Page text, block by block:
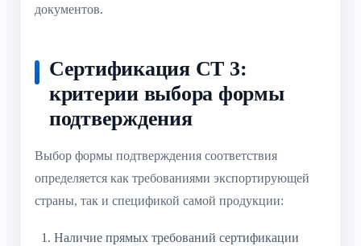
документов.
Сертификация СТ 3:
критерии выбора формы
подтверждения
Выбор формы подтверждения соответствия
определяется как требованиями экспортирующей
страны, так и спецификой самой продукции:
Наличие прямых требований сертификации